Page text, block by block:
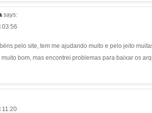
says:
03:56
pelo site, tem me ajudando muito e pelo jeito
muito bom, mas encontrei problemas para baixar os
11:20